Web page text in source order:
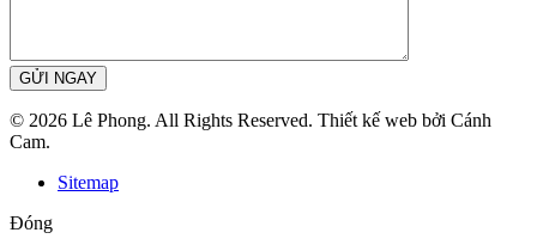
GỬI NGAY
© 2026 Lê Phong. All Rights Reserved. Thiết kế web bởi Cánh
Cam.
Sitemap
Đóng